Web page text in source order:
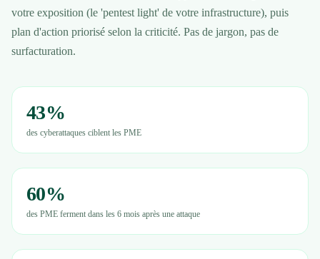
votre exposition (le 'pentest light' de votre infrastructure), puis
plan d'action priorisé selon la criticité. Pas de jargon, pas de
surfacturation.
43%
des cyberattaques ciblent les PME
60%
des PME ferment dans les 6 mois après une attaque